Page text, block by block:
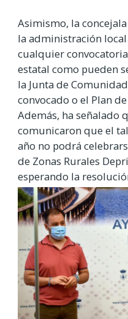
Asimismo, la
la administración
cualquier
estatal como pueden
la Junta de
convocado o el Plan
Además, ha señalado
comunicaron que el
año no podrá
de Zonas Rurales
esperando la